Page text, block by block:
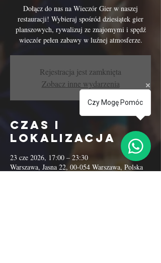
Dołącz do nas na Wieczór Gier w naszej
restauracji! Wybieraj spośród dziesiątek gier
planszowych, rywalizuj ze znajomymi i spędź
wieczór pełen zabawy w luźnej atmosferze.
Rejestracja jest zamknięta
Zobacz inne wydarzenia
Czas i
lokalizacja
23 cze 2026, 17:00 – 23:30
Warszawa, Jasna 22, 00-054 Warszawa, Polska
Czy Mogę Pomóc